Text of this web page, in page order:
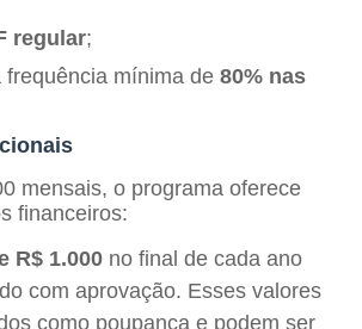
regular;
frequência mínima de 80% nas
mensais, o programa oferece
financeiros:
R$ 1.000 no final de cada ano
com aprovação. Esses valores
como poupança e podem ser